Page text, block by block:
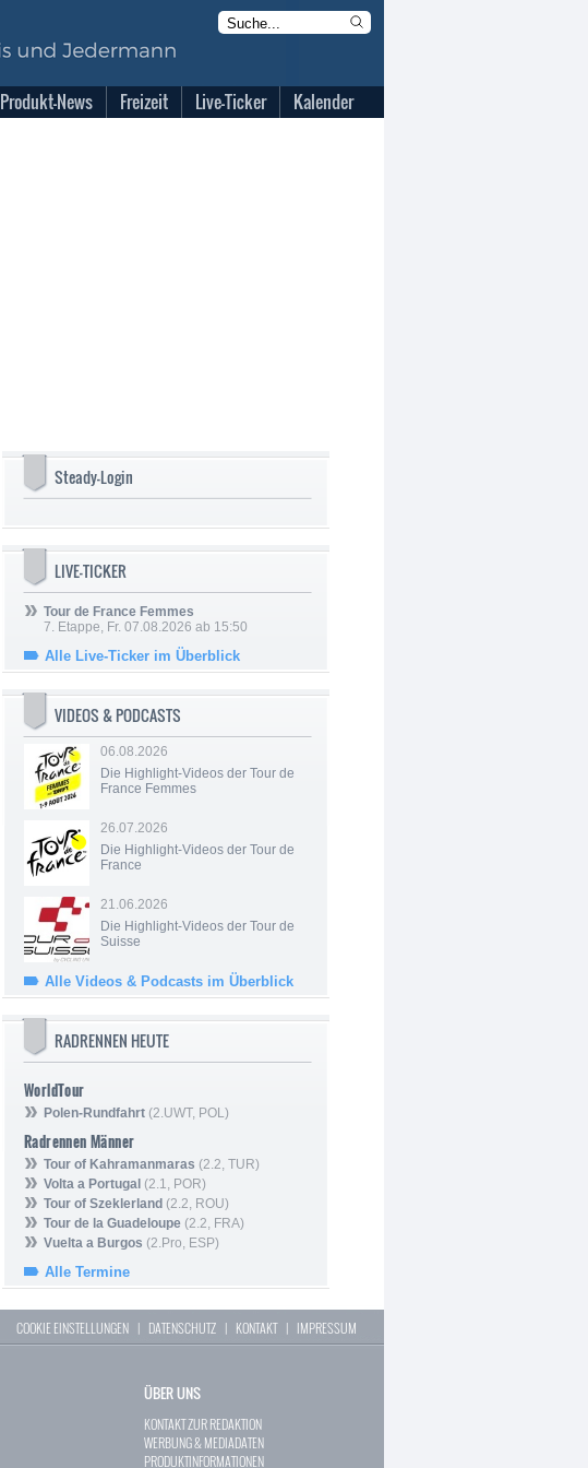
Produkt-News Freizeit Live-Ticker Kalender
Steady-Login
LIVE-TICKER
Tour de France Femmes
7. Etappe, Fr. 07.08.2026 ab 15:50
Alle Live-Ticker im Überblick
VIDEOS & PODCASTS
06.08.2026
Die Highlight-Videos der Tour de
France Femmes
26.07.2026
Die Highlight-Videos der Tour de
France
21.06.2026
Die Highlight-Videos der Tour de
Suisse
Alle Videos & Podcasts im Überblick
RADRENNEN HEUTE
WorldTour
Polen-Rundfahrt (2.UWT, POL)
Radrennen Männer
Tour of Kahramanmaras (2.2, TUR)
Volta a Portugal (2.1, POR)
Tour of Szeklerland (2.2, ROU)
Tour de la Guadeloupe (2.2, FRA)
Vuelta a Burgos (2.Pro, ESP)
Alle Termine
COOKIE EINSTELLUNGEN | DATENSCHUTZ | KONTAKT| IMPRESSUM
ÜBER UNS
KONTAKT ZUR REDAKTION
WERBUNG & MEDIADATEN
PRODUKTINFORMATIONEN